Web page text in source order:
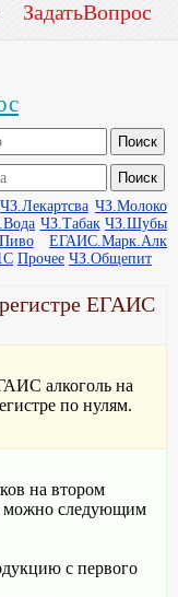
ЗадатьВопрос
ЧЗ.Лекартсва ЧЗ.Молоко
ЧЗ.Табак ЧЗ.Шубы
ЕГАИС.Марк.Алк
Прочее ЧЗ.Общепит
ЕГАИС
алкоголь на
по нулям.
на втором
можно следующим
с первого